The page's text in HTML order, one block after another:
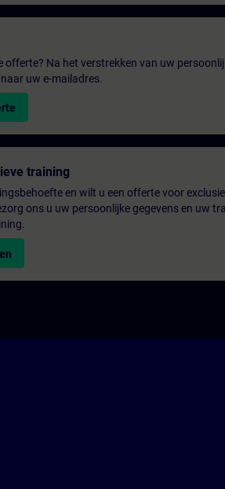
offerte? Na het verstrekken van uw
uw e-mailadres.
training
en wilt u een offerte voor
ons u uw persoonlijke gegevens en uw